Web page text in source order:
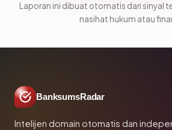
Laporan ini dibuat otomatis dari sinyal
nasihat hukum atau
BanksumsRadar
Intelijen domain otomatis dan